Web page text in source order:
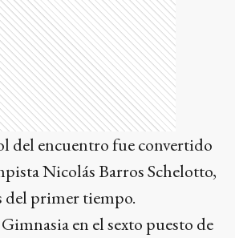
del encuentro fue convertido
Nicolás Barros Schelotto,
del primer tiempo.
en el sexto puesto de